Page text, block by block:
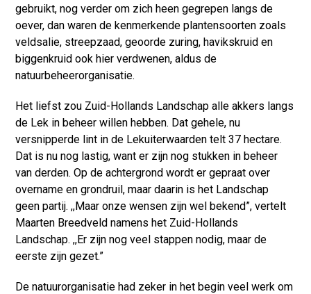
gebruikt, nog verder om zich heen gegrepen langs de
oever, dan waren de kenmerkende plantensoorten zoals
veldsalie, streepzaad, geoorde zuring, havikskruid en
biggenkruid ook hier verdwenen, aldus de
natuurbeheerorganisatie.
Het liefst zou Zuid-Hollands Landschap alle akkers langs
de Lek in beheer willen hebben. Dat gehele, nu
versnipperde lint in de Lekuiterwaarden telt 37 hectare.
Dat is nu nog lastig, want er zijn nog stukken in beheer
van derden. Op de achtergrond wordt er gepraat over
overname en grondruil, maar daarin is het Landschap
geen partij. ,,Maar onze wensen zijn wel bekend”, vertelt
Maarten Breedveld namens het Zuid-Hollands
Landschap. ,,Er zijn nog veel stappen nodig, maar de
eerste zijn gezet.”
De natuurorganisatie had zeker in het begin veel werk om